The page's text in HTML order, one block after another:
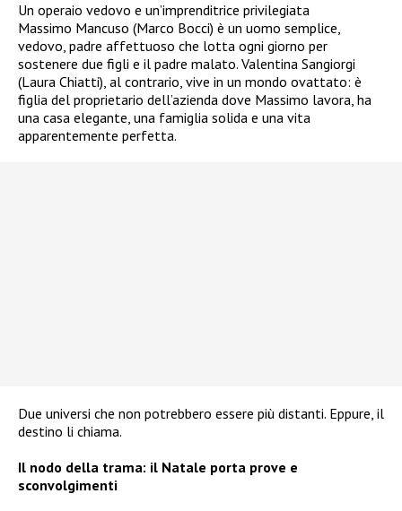
Un operaio vedovo e un’imprenditrice privilegiata
Massimo Mancuso (Marco Bocci) è un uomo semplice,
vedovo, padre affettuoso che lotta ogni giorno per
sostenere due figli e il padre malato. Valentina Sangiorgi
(Laura Chiatti), al contrario, vive in un mondo ovattato: è
figlia del proprietario dell’azienda dove Massimo lavora, ha
una casa elegante, una famiglia solida e una vita
apparentemente perfetta.
Due universi che non potrebbero essere più distanti. Eppure, il
destino li chiama.
Il nodo della trama: il Natale porta prove e
sconvolgimenti